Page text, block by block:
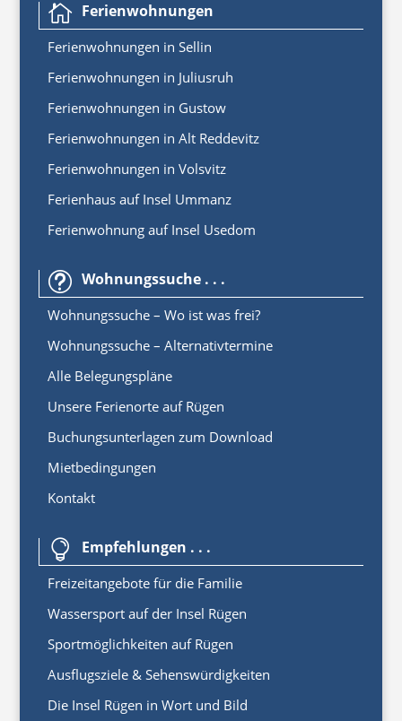
 Ferienwohnungen
Ferienwohnungen in Sellin
Ferienwohnungen in Juliusruh
Ferienwohnungen in Gustow
Ferienwohnungen in Alt Reddevitz
Ferienwohnungen in Volsvitz
Ferienhaus auf Insel Ummanz
Ferienwohnung auf Insel Usedom
t Wohnungssuche . . .
Wohnungssuche – Wo ist was frei?
Wohnungssuche – Alternativtermine
Alle Belegungspläne
Unsere Ferienorte auf Rügen
Buchungsunterlagen zum Download
Mietbedingungen
Kontakt
 Empfehlungen . . .
Freizeitangebote für die Familie
Wassersport auf der Insel Rügen
Sportmöglichkeiten auf Rügen
Ausflugsziele & Sehenswürdigkeiten
Die Insel Rügen in Wort und Bild